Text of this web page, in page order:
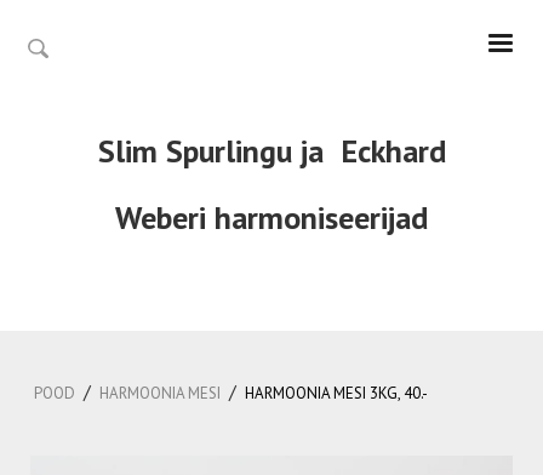
Slim Spurlingu ja Eckhard
Weberi harmoniseerijad
POOD / HARMOONIA MESI / HARMOONIA MESI 3KG, 40.-